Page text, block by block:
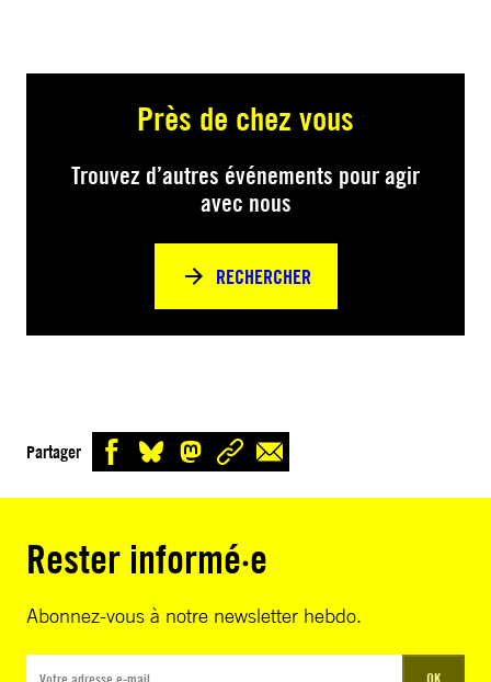
Près de chez vous
Trouvez d’autres événements pour agir
avec nous
RECHERCHER
Partager
Rester informé·e
Abonnez-vous à notre newsletter hebdo.
OK